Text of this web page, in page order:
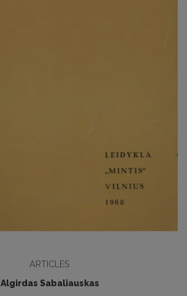
ARTICLES
Algirdas Sabaliauskas